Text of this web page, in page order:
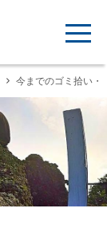
今までのゴミ拾い・